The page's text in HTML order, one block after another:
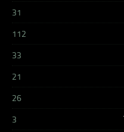
31
112
33
21
26
3